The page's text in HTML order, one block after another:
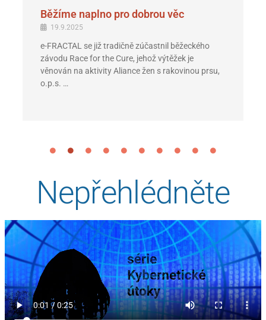
Běžíme naplno pro dobrou věc
19.9.2025
e-FRACTAL se již tradičně zúčastnil běžeckého
závodu Race for the Cure, jehož výtěžek je
věnován na aktivity Aliance žen s rakovinou prsu,
o.p.s. …
Nepřehlédněte